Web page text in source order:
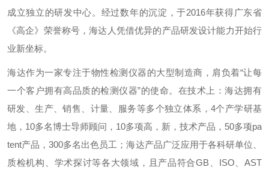
成立独立的研发中心。经过数年的沉淀，于2016年获得广东省
《高企》荣誉称号，海达人凭借优异的产品研发设计能力开始行
业新坐标。
海达作为一家专注于物性检测仪器的大型制造商，肩负着“让每
一个客户拥有高品质的检测仪器”的使命。在技术上：海达拥有
研发、生产、销售、计量、服务等多个独立体系，4个产学研基
地，10多名博士导师顾问，10多项高，新，技术产品，50多项pa
tent产品，300多名出色员工；海达产品广泛应用于各科研单位、
质检机构、学术探讨等各大领域，且产品符合GB、ISO、AST